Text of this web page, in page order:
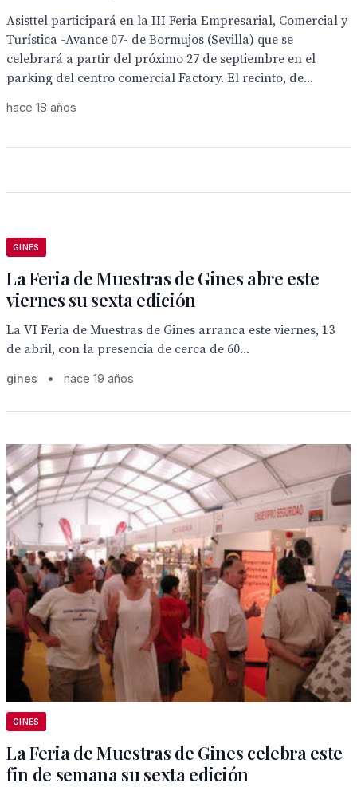
Asisttel participará en la III Feria Empresarial, Comercial y
Turística -Avance 07- de Bormujos (Sevilla) que se
celebrará a partir del próximo 27 de septiembre en el
parking del centro comercial Factory. El recinto, de...
hace 18 años
GINES
La Feria de Muestras de Gines abre este
viernes su sexta edición
La VI Feria de Muestras de Gines arranca este viernes, 13
de abril, con la presencia de cerca de 60...
gines • hace 19 años
GINES
La Feria de Muestras de Gines celebra este
fin de semana su sexta edición